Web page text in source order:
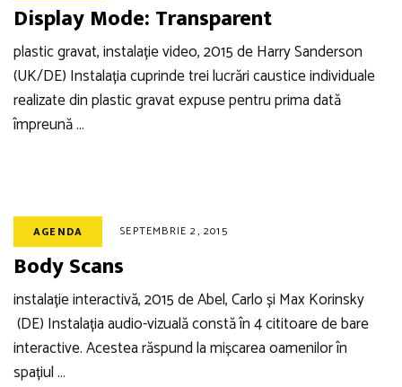
Display Mode: Transparent
plastic gravat, instalație video, 2015 de Harry Sanderson
(UK/DE) Instalația cuprinde trei lucrări caustice individuale
realizate din plastic gravat expuse pentru prima dată
împreună …
AGENDA SEPTEMBRIE 2, 2015
Body Scans
instalație interactivă, 2015 de Abel, Carlo și Max Korinsky
(DE) Instalația audio-vizuală constă în 4 cititoare de bare
interactive. Acestea răspund la mișcarea oamenilor în
spațiul …